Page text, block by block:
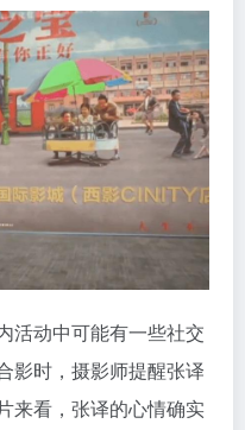
活动中可能有一些社交
影时，摄影师提醒张译
来看，张译的心情确实